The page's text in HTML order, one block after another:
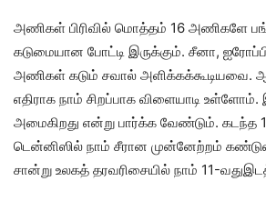
அணிகள் பிரிவில் மொத்தம் 16 அணிகளே
கடுமையான போட்டி இருக்கும். சீனா,
அணிகள் கடும் சவால் அளிக்கக்கூடியவை.
எதிராக நாம் சிறப்பாக விளையாடி உள்ளோம்.
அமைகிறது என்று பார்க்க வேண்டும். கடந்த
டென்னிஸில் நாம் சீரான முன்னேற்றம்
சான்று உலகத் தரவரிசையில் நாம் 11-